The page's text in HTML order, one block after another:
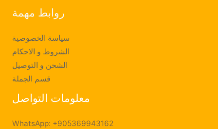
روابط مهمة
سياسة الخصوصية
الشروط و الاحكام
الشحن و التوصيل
قسم الجملة
معلومات التواصل
WhatsApp: +905369943162